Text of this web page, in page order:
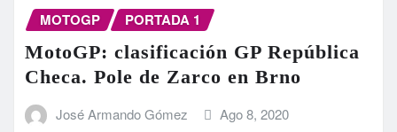
MOTOGP PORTADA 1
MotoGP: clasificación GP República
Checa. Pole de Zarco en Brno
José Armando Gómez Ago 8, 2020